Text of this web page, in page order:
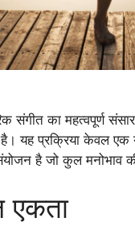
संगीत का महत्वपूर्ण
है। यह प्रक्रिया केवल
है जो कुल मनोभाव
एकता